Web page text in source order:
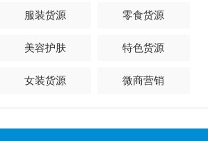
服装货源 零食货源
美容护肤 特色货源
女装货源 微商营销